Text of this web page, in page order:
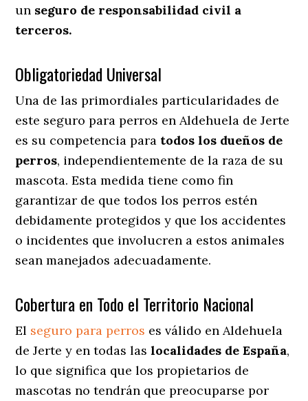
un seguro de responsabilidad civil a
terceros.
Obligatoriedad Universal
Una de las primordiales particularidades de
este seguro para perros en Aldehuela de Jerte
es su competencia para todos los dueños de
perros, independientemente de la raza de su
mascota. Esta medida tiene como fin
garantizar de que todos los perros estén
debidamente protegidos y que los accidentes
o incidentes que involucren a estos animales
sean manejados adecuadamente.
Cobertura en Todo el Territorio Nacional
El seguro para perros es válido en Aldehuela
de Jerte y en todas laslocalidades de España,
lo que significa que los propietarios de
mascotas no tendrán que preocuparse por